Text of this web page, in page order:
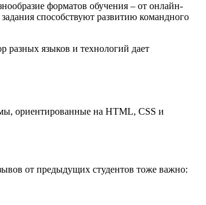
форматов обучения – от онлайн-
способствуют развитию командного
разных языков и технологий дает
ориентированные на HTML, CSS и
от предыдущих студентов тоже важно: